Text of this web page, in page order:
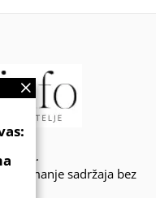
sadržaja bez